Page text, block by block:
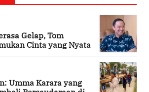
Gelap, Tom
Cinta yang Nyata
Umma Karara yang